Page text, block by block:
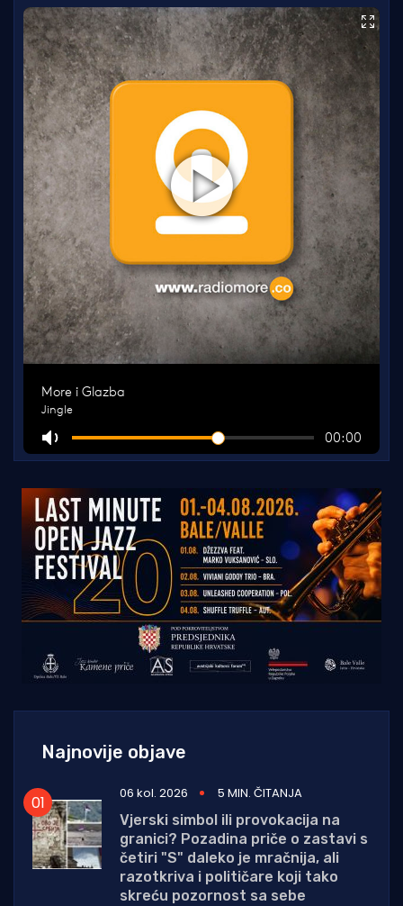
Najnovije objave
06 kol. 2026
5 MIN. ČITANJA
Vjerski simbol ili provokacija na
granici? Pozadina priče o zastavi s
četiri "S" daleko je mračnija, ali
razotkriva i političare koji tako
skreću pozornost sa sebe